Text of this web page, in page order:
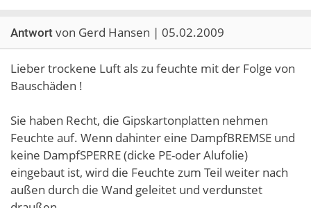
Antwort von Gerd Hansen | 05.02.2009
Lieber trockene Luft als zu feuchte mit der Folge von
Bauschäden !
Sie haben Recht, die Gipskartonplatten nehmen
Feuchte auf. Wenn dahinter eine DampfBREMSE und
keine DampfSPERRE (dicke PE-oder Alufolie)
eingebaut ist, wird die Feuchte zum Teil weiter nach
außen durch die Wand geleitet und verdunstet